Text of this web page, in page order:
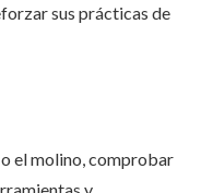
sus prácticas de
el molino, comprobar
y